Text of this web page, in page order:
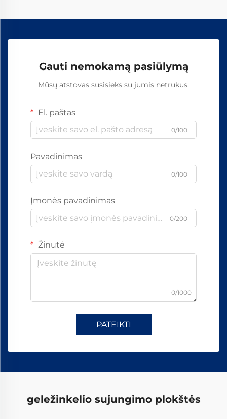
Gauti nemokamą pasiūlymą
Mūsų atstovas susisieks su jumis netrukus.
El. paštas
0/100
Pavadinimas
0/100
Įmonės pavadinimas
0/200
Žinutė
0/1000
PATEIKTI
geležinkelio sujungimo plokštės